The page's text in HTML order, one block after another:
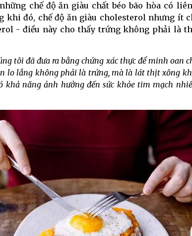
chế độ ăn giàu chất béo bão hòa có
khi đó, chế độ ăn giàu cholesterol nhưng ít
- điều này cho thấy trứng không phải là
tôi đã đưa ra bằng chứng xác thực để minh oan
lo lắng không phải là trứng, mà là lát thịt xông
khả năng ảnh hưởng đến sức khỏe tim mạch